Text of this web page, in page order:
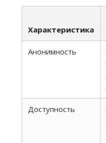
Характеристика
Анонимность
Доступность